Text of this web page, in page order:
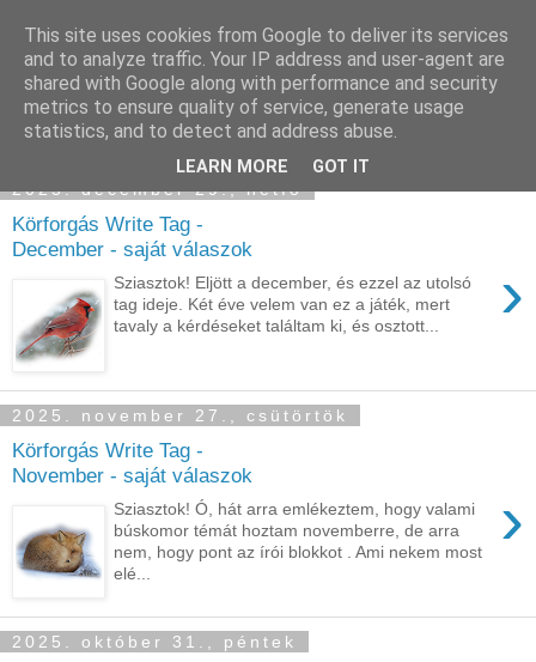
Sümegi Emília -
Tintaszerkezetek
2025. december 29., hétfő
Körforgás Write Tag -
December - saját válaszok
›
Sziasztok! Eljött a december, és ezzel az utolsó
tag ideje. Két éve velem van ez a játék, mert
tavaly a kérdéseket találtam ki, és osztott...
2025. november 27., csütörtök
Körforgás Write Tag -
November - saját válaszok
›
Sziasztok! Ó, hát arra emlékeztem, hogy valami
búskomor témát hoztam novemberre, de arra
nem, hogy pont az írói blokkot . Ami nekem most
elé...
2025. október 31., péntek
This site uses cookies from Google to deliver its services
and to analyze traffic. Your IP address and user-agent are
shared with Google along with performance and security
metrics to ensure quality of service, generate usage
statistics, and to detect and address abuse.
LEARN MORE GOT IT